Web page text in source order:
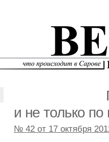
и не только
№ 42 от 17 октября